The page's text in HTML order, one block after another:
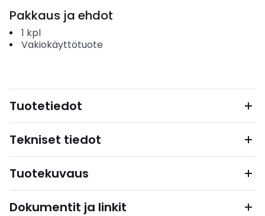
Pakkaus ja ehdot
1 kpl
Vakiokäyttötuote
Tuotetiedot
Tekniset tiedot
Tuotekuvaus
Dokumentit ja linkit